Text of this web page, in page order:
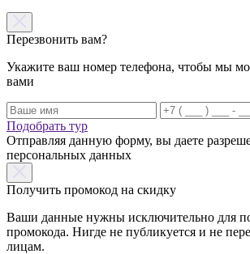
Перезвонить вам?
Укажите ваш номер телефона, чтобы мы
вами
Подобрать тур
Отправляя данную форму, вы даете
персональных данных
Получить промокод на скидку
Ваши данные нужны исключительно для
промокода. Нигде не публикуется и не
лицам.